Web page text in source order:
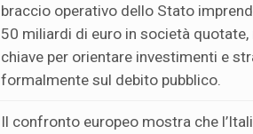
braccio operativo dello Stato
50 miliardi di euro in società
chiave per orientare investimenti e
formalmente sul debito pubblico.
Il confronto europeo mostra che